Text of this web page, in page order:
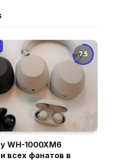
7.5
WH-1000XM6
всех фанатов в